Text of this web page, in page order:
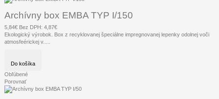
Archívny box EMBA TYP I/150
5,84€ Bez DPH: 4,87€
Ekologický výrobok. Box z recyklovanej špeciálne impregnovanej lepenky odolnej voči
atmosfeérickej v.....
Do košíka
Obľúbené
Porovnať